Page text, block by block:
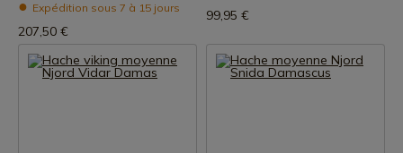
Expédition sous 7 à 15 jours
207,50 €
99,95 €